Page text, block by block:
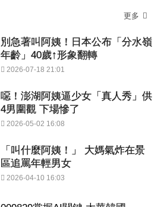
更多
別急著叫阿姨！日本公布「分水嶺
年齡」40歲↑形象翻轉
2026-07-18 21:01
噁！澎湖阿姨逼少女「真人秀」供
4男圍觀 下場慘了
2026-05-02 16:08
「叫什麼阿姨！」 大媽氣炸在景
區追罵年輕男女
2026-04-10 16:03